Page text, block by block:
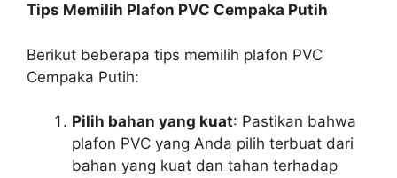
Tips Memilih Plafon PVC Cempaka Putih
Berikut beberapa tips memilih plafon PVC
Cempaka Putih:
Pilih bahan yang kuat: Pastikan bahwa
plafon PVC yang Anda pilih terbuat dari
bahan yang kuat dan tahan terhadap